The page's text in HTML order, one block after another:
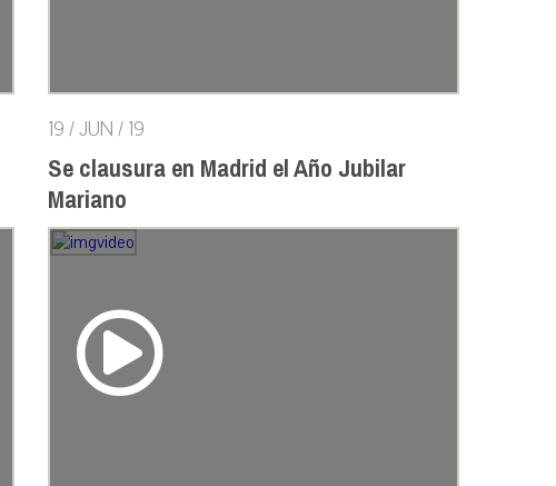
19 / JUN / 19
Se clausura en Madrid el Año Jubilar
Mariano